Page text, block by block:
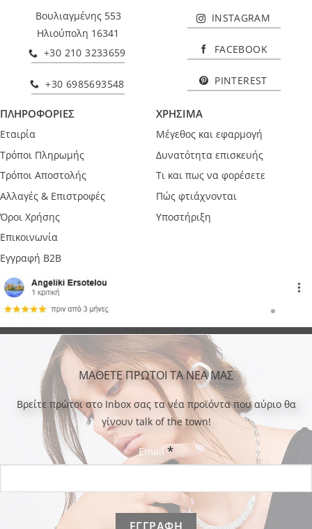
Βουλιαγμένης 553
Ηλιούπολη 16341
+30 210 3233659
+30 6985693548
INSTAGRAM
FACEBOOK
PINTEREST
ΠΛΗΡΟΦΟΡΙΕΣ
Εταιρία
Τρόποι Πληρωμής
Τρόποι Αποστολής
Αλλαγές & Επιστροφές
Όροι Χρήσης
Επικοινωνία
Εγγραφή B2B
ΧΡΗΣΙΜΑ
Μέγεθος και εφαρμογή
Δυνατότητα επισκευής
Τι και πως να φορέσετε
Πώς φτιάχνονται
Υποστήριξη
ΜΑΘΕΤΕ ΠΡΩΤΟΙ ΤΑ ΝΕΑ ΜΑΣ
Bρείτε πρώτοι στο Inbox σας τα νέα προϊόντα που αύριο θα
γίνουν talk of the town!
Email *